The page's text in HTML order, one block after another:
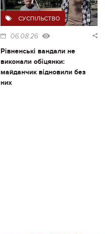
СУСПІЛЬСТВО
06.08.26
Рівненські вандали не
виконали обіцянки:
майданчик відновили без
них